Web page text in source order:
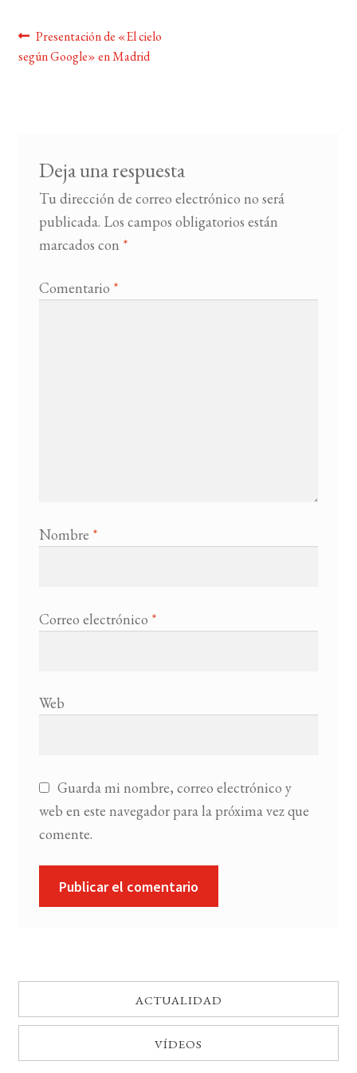
Navegación
de
Anterior:
Presentación de «El cielo
según Google» en Madrid
Deja una respuesta
Tu dirección de correo electrónico no será
publicada. Los campos obligatorios están
marcados con *
Comentario *
Nombre *
Correo electrónico *
Web
Guarda mi nombre, correo electrónico y
web en este navegador para la próxima vez que
comente.
ACTUALIDAD
VÍDEOS